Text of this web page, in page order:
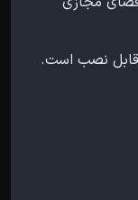
قابل نصب است.